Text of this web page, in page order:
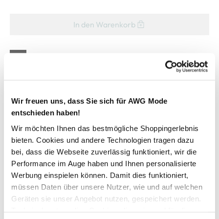
Wir freuen uns, dass Sie sich für AWG Mode
entschieden haben!
Wir möchten Ihnen das bestmögliche Shoppingerlebnis
bieten. Cookies und andere Technologien tragen dazu
bei, dass die Webseite zuverlässig funktioniert, wir die
Performance im Auge haben und Ihnen personalisierte
Werbung einspielen können. Damit dies funktioniert,
müssen Daten über unsere Nutzer, wie und auf welchen
Geräten sie unser Angebot nutzen, gespeichert werden.
In den Warenkorb
Zur Wunschliste hinzufügen
Herren T-Shirt mit Streifenpartie
Bequemes T-Shirt von Jim Spencer